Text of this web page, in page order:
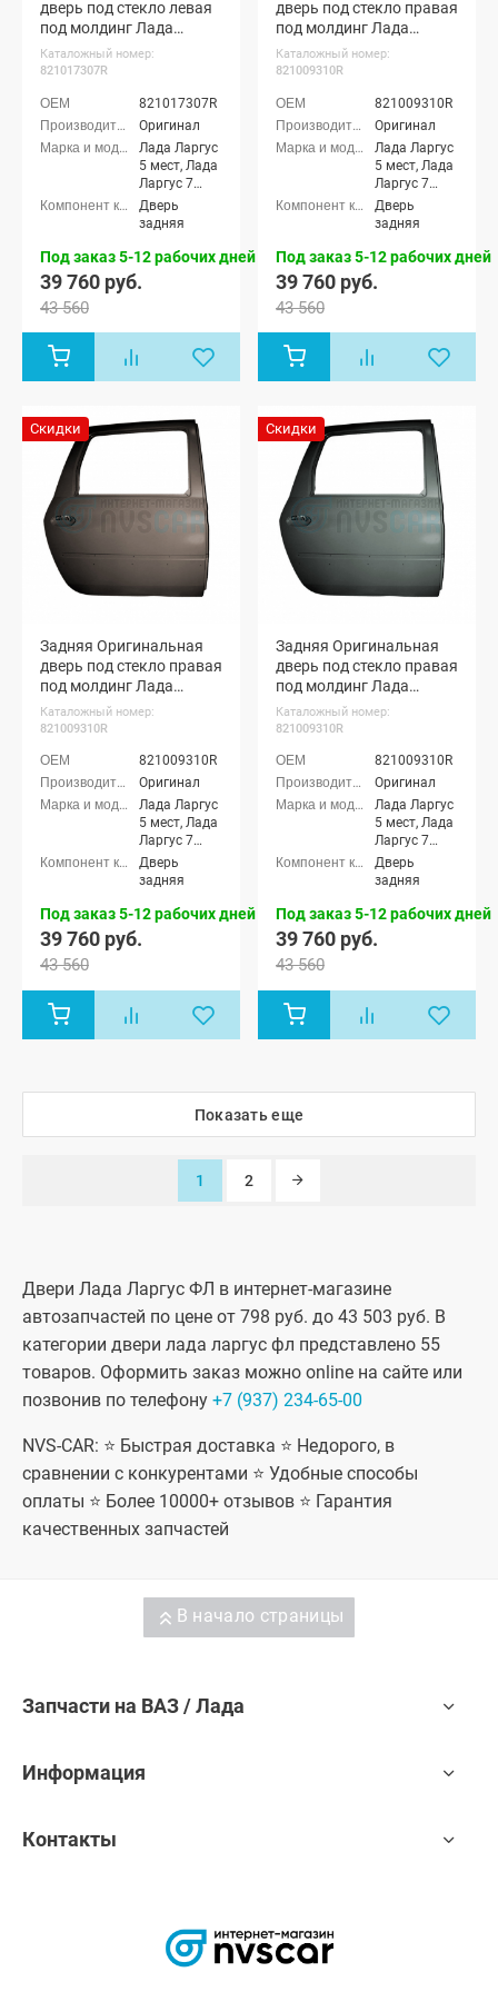
дверь под стекло левая
под молдинг Лада
Ларгус (Серый базальт
242)
Каталожный номер:
821017307R
821017307R
Оригинал
Лада Ларгус
5 мест, Лада
Ларгус 7
мест, Лада
Ларгус
мест, Лада
Кросс 7
Ларгус FL 7
мест, Лада
мест, Лада
Ларгус FL
Кросс 7 мест
Дверь
задняя
Под заказ 5-12 рабочих дней
39 760 руб.
43 560
дверь под стекло правая
под молдинг Лада
Ларгус (Венера 191)
Каталожный номер:
821009310R
821009310R
Оригинал
Лада Ларгус
5 мест, Лада
Ларгус 7
мест, Лада
Ларгус
мест, Лада
Кросс 7
Ларгус FL 7
мест, Лада
мест, Лада
Ларгус FL
Кросс 7 мест
Дверь
задняя
Под заказ 5-12 рабочих дней
39 760 руб.
43 560
Скидки
Задняя Оригинальная
дверь под стекло правая
под молдинг Лада
Ларгус (Брюн 250)
Каталожный номер:
821009310R
821009310R
Оригинал
Лада Ларгус
5 мест, Лада
Ларгус 7
мест, Лада
Ларгус
мест, Лада
Кросс 7
Ларгус FL 7
мест, Лада
мест, Лада
Ларгус FL
Кросс 7 мест
Дверь
задняя
Под заказ 5-12 рабочих дней
39 760 руб.
43 560
Скидки
Задняя Оригинальная
дверь под стекло правая
под молдинг Лада
Ларгус (Каракумы 238)
Каталожный номер:
821009310R
821009310R
Оригинал
Лада Ларгус
5 мест, Лада
Ларгус 7
мест, Лада
Ларгус
мест, Лада
Кросс 7
Ларгус FL 7
мест, Лада
мест, Лада
Дверь
задняя
Под заказ 5-12 рабочих дней
39 760 руб.
43 560
Показать еще
1 2
Двери Лада Ларгус ФЛ в интернет-магазине
автозапчастей по цене от 798 руб. до 43 503 руб. В
категории двери лада ларгус фл представлено 55
товаров. Оформить заказ можно online на сайте или
позвонив по телефону +7 (937) 234-65-00
NVS-CAR: ⭐ Быстрая доставка ⭐ Недорого, в
сравнении с конкурентами ⭐ Удобные способы
оплаты ⭐ Более 10000+ отзывов ⭐ Гарантия
качественных запчастей
В начало страницы
Запчасти на ВАЗ / Лада
Информация
Контакты